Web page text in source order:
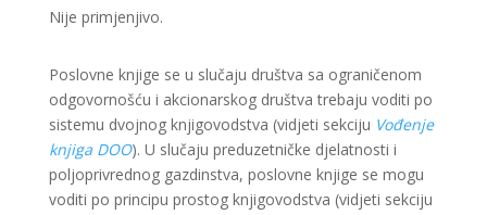
Nije primjenjivo.
Poslovne knjige se u slučaju društva sa ograničenom
odgovornošću i akcionarskog društva trebaju voditi po
sistemu dvojnog knjigovodstva (vidjeti sekciju Vođenje
knjiga DOO). U slučaju preduzetničke djelatnosti i
poljoprivrednog gazdinstva, poslovne knjige se mogu
voditi po principu prostog knjigovodstva (vidjeti sekciju